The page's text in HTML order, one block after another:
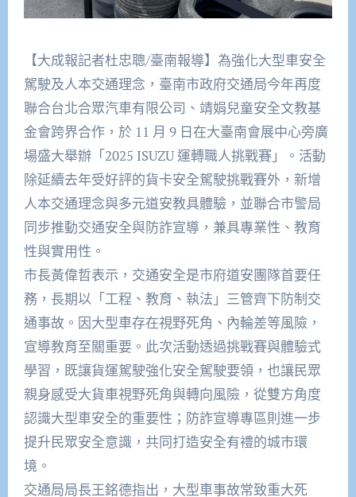
【大成報記者杜忠聰/臺南報導】為強化大型車安全
駕駛及人本交通理念，臺南市政府交通局今年再度
聯合台北合眾汽車有限公司、靖娟兒童安全文教基
金會跨界合作，於 11 月 9 日在大臺南會展中心旁廣
場盛大舉辦「2025 ISUZU 運轉職人挑戰賽」。活動
除延續去年受好評的貨卡安全駕駛挑戰賽外，新增
人本交通理念與多元道安教具體驗，並聯合市警局
同步推動交通安全與防詐宣導，兼具專業性、教育
性與實用性。​
市長黃偉哲表示，交通安全是市府道安團隊首要任
務，長期以「工程、教育、執法」三管齊下防制交
通事故。因大型車存在視野死角、內輪差等風險，
宣導教育至關重要。此次活動透過挑戰賽與體驗式
學習，既讓貨運駕駛強化安全駕駛要領，也讓民眾
親身感受大貨車視野死角與轉向風險，從雙方角度
認識大型車安全的重要性；防詐宣導專區則進一步
提升民眾安全意識，共同打造安全有禮的城市環
境。​
交通局局長王銘德指出，大型車事故常致重大死